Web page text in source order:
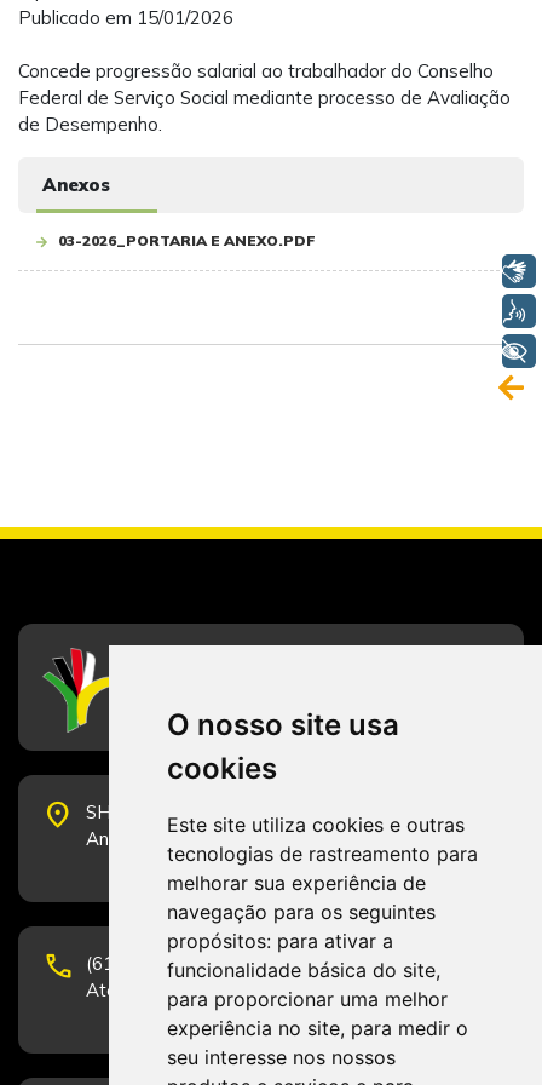
O nosso site usa
cookies
Este site utiliza cookies e outras
tecnologias de rastreamento para
melhorar sua experiência de
navegação para os seguintes
propósitos: para ativar a
funcionalidade básica do site,
para proporcionar uma melhor
experiência no site, para medir o
seu interesse nos nossos
Publicado em 15/01/2026
Concede progressão salarial ao trabalhador do Conselho
Federal de Serviço Social mediante processo de Avaliação
de Desempenho.
Anexos
03-2026_PORTARIA E ANEXO.PDF
place
SHS Quadra 6, Bloco E, Complexo Brasil 21, 20º
Andar, Sala 2001 - CEP 70322-915 - Brasília/DF
phone
(61) 3223-1652 e (61) 98131-3801.
Atendimento por telefone em horário comercial
Libras
+ Acessibilidade